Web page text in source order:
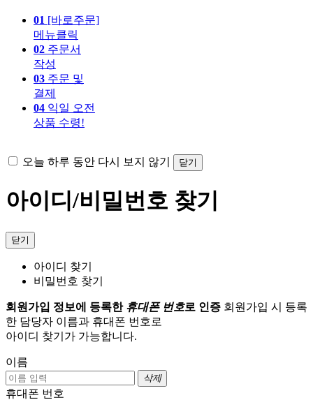
01 [바로주문]
메뉴클릭
02 주문서
작성
03 주문 및
결제
04 익일 오전
상품 수령!
오늘 하루 동안 다시 보지 않기 닫기
아이디/비밀번호 찾기
닫기
아이디 찾기
비밀번호 찾기
회원가입 정보에 등록한 휴대폰 번호로 인증 회원가입 시 등록
한 담당자 이름과 휴대폰 번호로
아이디 찾기가 가능합니다.
이름
삭제
휴대폰 번호